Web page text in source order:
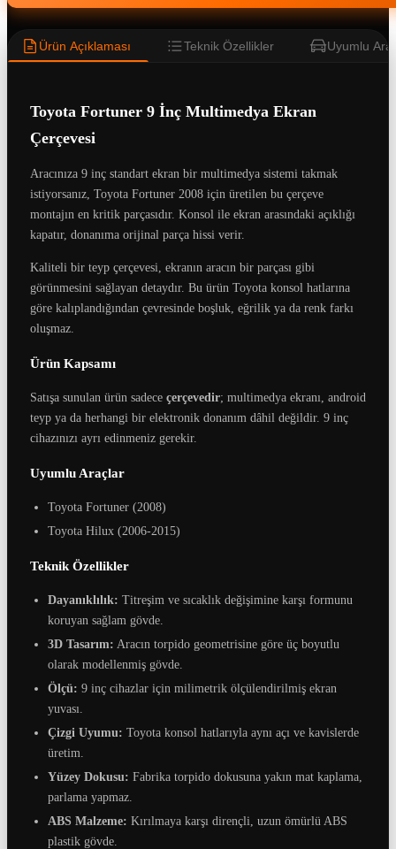
Ürün Açıklaması Teknik Özellikler Uyumlu
Toyota Fortuner 9 İnç Multimedya Ekran
Çerçevesi
Aracınıza 9 inç standart ekran bir multimedya sistemi takmak
istiyorsanız, Toyota Fortuner 2008 için üretilen bu çerçeve
montajın en kritik parçasıdır. Konsol ile ekran arasındaki açıklığı
kapatır, donanıma orijinal parça hissi verir.
Kaliteli bir teyp çerçevesi, ekranın aracın bir parçası gibi
görünmesini sağlayan detaydır. Bu ürün Toyota konsol hatlarına
göre kalıplandığından çevresinde boşluk, eğrilik ya da renk farkı
oluşmaz.
Ürün Kapsamı
Satışa sunulan ürün sadece çerçevedir; multimedya ekranı, android
teyp ya da herhangi bir elektronik donanım dâhil değildir. 9 inç
cihazınızı ayrı edinmeniz gerekir.
Uyumlu Araçlar
Toyota Fortuner (2008)
Toyota Hilux (2006-2015)
Teknik Özellikler
Dayanıklılık: Titreşim ve sıcaklık değişimine karşı formunu
koruyan sağlam gövde.
3D Tasarım: Aracın torpido geometrisine göre üç boyutlu
olarak modellenmiş gövde.
Ölçü: 9 inç cihazlar için milimetrik ölçülendirilmiş ekran
yuvası.
Çizgi Uyumu: Toyota konsol hatlarıyla aynı açı ve kavislerde
üretim.
Yüzey Dokusu: Fabrika torpido dokusuna yakın mat kaplama,
parlama yapmaz.
ABS Malzeme: Kırılmaya karşı dirençli, uzun ömürlü ABS
plastik gövde.